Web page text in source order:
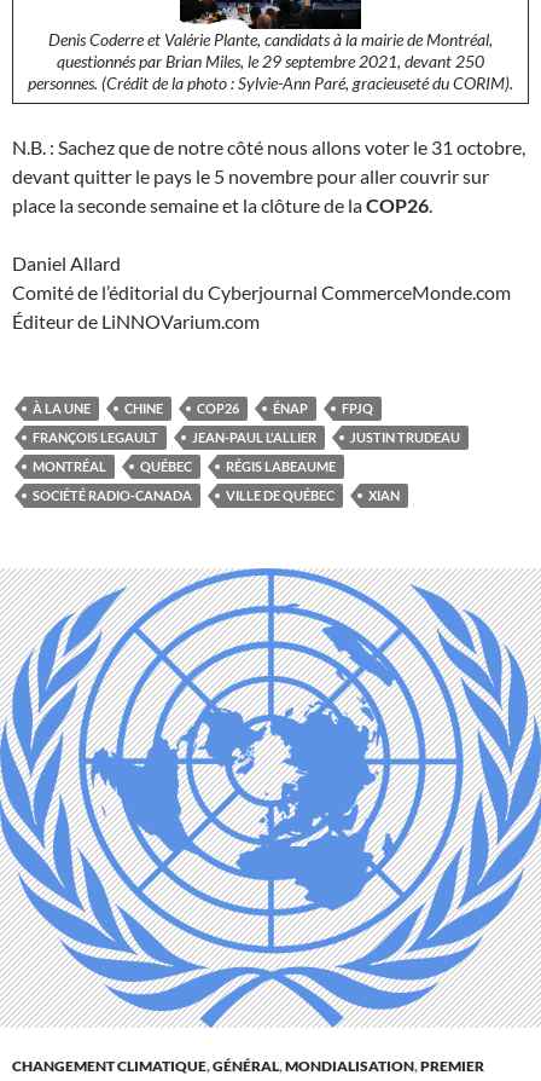
Denis Coderre et Valérie Plante, candidats à la mairie de Montréal,
questionnés par Brian Miles, le 29 septembre 2021, devant 250
personnes. (Crédit de la photo : Sylvie-Ann Paré, gracieuseté du CORIM).
N.B. : Sachez que de notre côté nous allons voter le 31 octobre,
devant quitter le pays le 5 novembre pour aller couvrir sur
place la seconde semaine et la clôture de laCOP26.
Daniel Allard
Comité de l’éditorial du Cyberjournal CommerceMonde.com
Éditeur de LiNNOVarium.com
À LA UNE CHINE COP26 ÉNAP
FPJQ
FRANÇOIS LEGAULT
JEAN-PAUL L'ALLIER
JUSTIN TRUDEAU
MONTRÉAL
QUÉBEC
RÉGIS LABEAUME
SOCIÉTÉ RADIO-CANADA
VILLE DE QUÉBEC XIAN
CHANGEMENT CLIMATIQUE,GÉNÉRAL,MONDIALISATION,PREMIER